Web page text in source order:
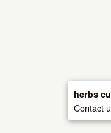
herbs
Contact